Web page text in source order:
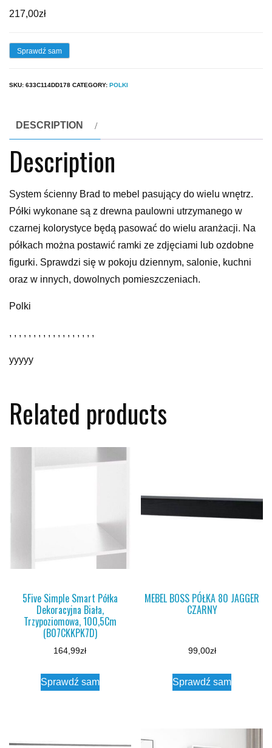
217,00zł
Sprawdź sam
SKU: 633C114DD178 CATEGORY: POLKI
DESCRIPTION
Description
System ścienny Brad to mebel pasujący do wielu wnętrz.
Półki wykonane są z drewna paulowni utrzymanego w
czarnej kolorystyce będą pasować do wielu aranżacji. Na
półkach można postawić ramki ze zdjęciami lub ozdobne
figurki. Sprawdzi się w pokoju dziennym, salonie, kuchni
oraz w innych, dowolnych pomieszczeniach.
Polki
, , , , , , , , , , , , , , , , , ,
yyyyy
Related products
5Five Simple Smart Półka
Dekoracyjna Biała,
Trzypoziomowa, 100,5Cm
(B07CKKPK7D)
164,99zł
Sprawdź sam
MEBEL BOSS PÓŁKA 80 JAGGER
CZARNY
99,00zł
Sprawdź sam